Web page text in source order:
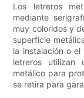
Los letreros
mediante
muy coloridos y
superficie
la instalación o
letreros utilizan
metálico para
se retira para